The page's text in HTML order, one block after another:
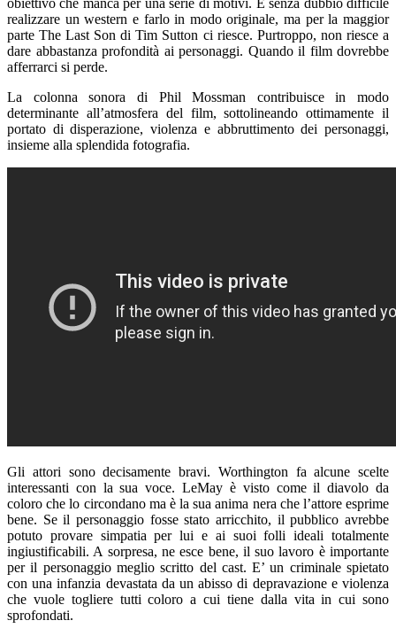
realizzare un western e farlo in modo originale, ma per la maggior
parte The Last Son di Tim Sutton ci riesce. Purtroppo, non riesce a
dare abbastanza profondità ai personaggi. Quando il film dovrebbe
afferrarci si perde.
La colonna sonora di Phil Mossman contribuisce in modo
determinante all’atmosfera del film, sottolineando ottimamente il
portato di disperazione, violenza e abbruttimento dei personaggi,
insieme alla splendida fotografia.
Gli attori sono decisamente bravi. Worthington fa alcune scelte
interessanti con la sua voce. LeMay è visto come il diavolo da
coloro che lo circondano ma è la sua anima nera che l’attore esprime
bene. Se il personaggio fosse stato arricchito, il pubblico avrebbe
potuto provare simpatia per lui e ai suoi folli ideali totalmente
ingiustificabili. A sorpresa, ne esce bene, il suo lavoro è importante
per il personaggio meglio scritto del cast. E’ un criminale spietato
con una infanzia devastata da un abisso di depravazione e violenza
che vuole togliere tutti coloro a cui tiene dalla vita in cui sono
sprofondati.